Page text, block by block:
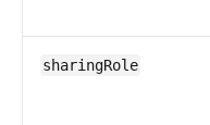
sharingRole